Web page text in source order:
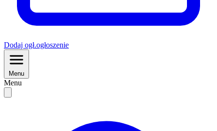
Dodaj ogł.ogłoszenie
Menu
Menu